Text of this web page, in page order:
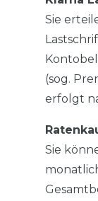
Sie
(sog.
erfolgt
Sie